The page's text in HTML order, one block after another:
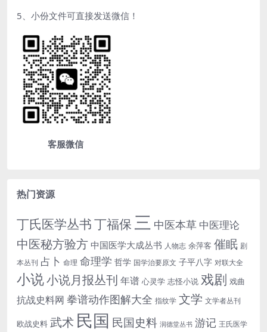
5、小份文件可直接发送微信！
客服微信
热门资源
丁氏医学丛书丁福保 三 中医本草 中医理论
中医秘方验方 中国医学大成丛书 人物志 余萍客 催眠 剧
本丛刊 占卜 命理 命理学 哲学 国学治要原文 子平八字 对联大全
小说小说月报丛刊 年谱 心灵学 志怪小说 戏剧 戏曲
抗战史料网 拳谱动作图解大全 指纹学 文学 文学者丛刊
欧战史料 武术 民国 民国史料 润德堂丛书 游记 王氏医学